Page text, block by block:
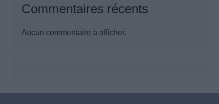
Commentaires récents
Aucun commentaire à afficher.